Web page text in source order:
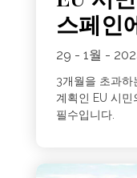
스페인
29 - 1월 -
3개월을 초과
계획인 EU 시
필수입니다.